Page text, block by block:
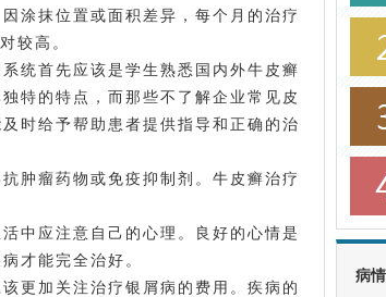
涂抹位置或面积差异，每个月的治疗
较高。
首先应该是学生熟悉国内外牛皮癣
特的特点，而那些不了解企业常见皮
时给予帮助患者提供指导和正确的治
瘤药物或免疫抑制剂。牛皮癣治疗
应注意自己的心理。良好的心情是
才能完全治好。
更加关注治疗银屑病的费用。疾病的
病